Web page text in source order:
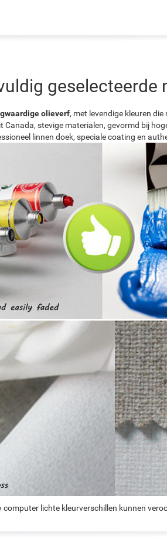
geselecteerde
olieverf, met levendige kleuren
Canada, stevige materialen, gevormd bij
linnen doek, speciale coating en
lichte kleurverschillen kunnen